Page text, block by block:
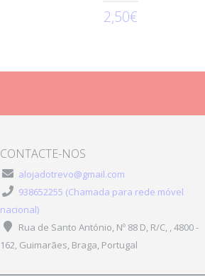
2,50€
CONTACTE-NOS
alojadotrevo@gmail.com
938652255 (Chamada para rede móvel
nacional)
Rua de Santo António, Nº 88 D, R/C, , 4800 -
162, Guimarães, Braga, Portugal